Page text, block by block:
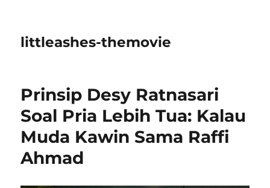
littleashes-themovie
Prinsip Desy Ratnasari
Soal Pria Lebih Tua: Kalau
Muda Kawin Sama Raffi
Ahmad